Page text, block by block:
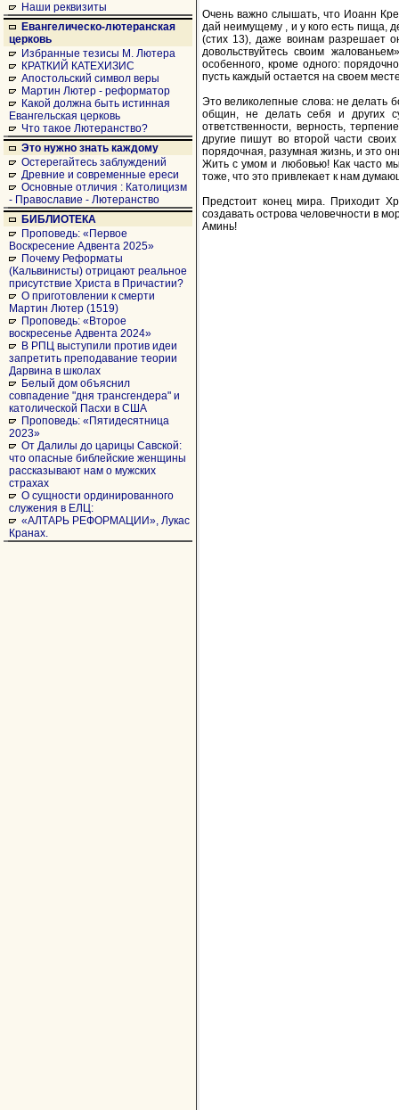
Наши реквизиты
Евангелическо-лютеранская
церковь
Избранные тезисы М. Лютера
КРАТКИЙ КАТЕХИЗИС
Апостольский символ веры
Мартин Лютер - реформатор
Какой должна быть истинная
Евангельская церковь
Что такое Лютеранство?
Это нужно знать каждому
Остерегайтесь заблуждений
Древние и современные ереси
Основные отличия : Католицизм
- Православие - Лютеранство
БИБЛИОТЕКА
Проповедь: «Первое
Воскресение Адвента 2025»
Почему Реформаты
(Кальвинисты) отрицают реальное
присутствие Христа в Причастии?
О приготовлении к смерти
Мартин Лютер (1519)
Проповедь: «Второе
воскресенье Адвента 2024»
В РПЦ выступили против идеи
запретить преподавание теории
Дарвина в школах
Белый дом объяснил
совпадение "дня трансгендера" и
католической Пасхи в США
Проповедь: «Пятидесятница
2023»
От Далилы до царицы Савской:
что опасные библейские женщины
рассказывают нам о мужских
страхах
О сущности ординированного
служения в ЕЛЦ:
«АЛТАРЬ РЕФОРМАЦИИ», Лукас
Кранах.
Очень важно слышать, что Иоанн
дай неимущему , и у кого есть пища,
(стих 13), даже воинам разрешает
довольствуйтесь своим
особенного, кроме одного:
пусть каждый остается на своем
Это великолепные слова: не делать
общин, не делать себя и других
ответственности, верность,
другие пишут во второй части
порядочная, разумная жизнь, и это
Жить с умом и любовью! Как часто
тоже, что это привлекает к нам
Предстоит конец мира. Приходит
создавать острова человечности в
Аминь!